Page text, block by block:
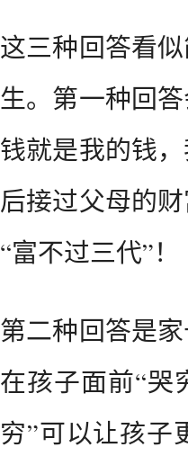
这三种回答看
生。第一种回
钱就是我的钱
后接过父母的
“富不过三代”！
第二种回答是
在孩子面前“哭
穷”可以让孩子